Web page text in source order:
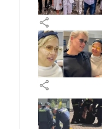
share
share